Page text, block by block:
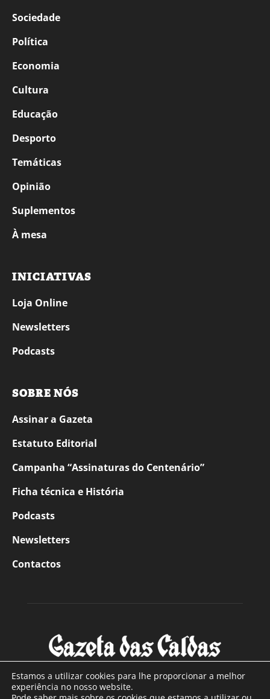
Sociedade
Política
Economia
Cultura
Educação
Desporto
Temáticas
Opinião
Suplementos
À mesa
INICIATIVAS
Loja Online
Newsletters
Podcasts
SOBRE NÓS
Assinar a Gazeta
Estatuto Editorial
Campanha “Assinaturas do Centenário”
Ficha técnica e História
Podcasts
Newsletters
Contactos
Estamos a utilizar cookies para lhe proporcionar a melhor
experiência no nosso website.